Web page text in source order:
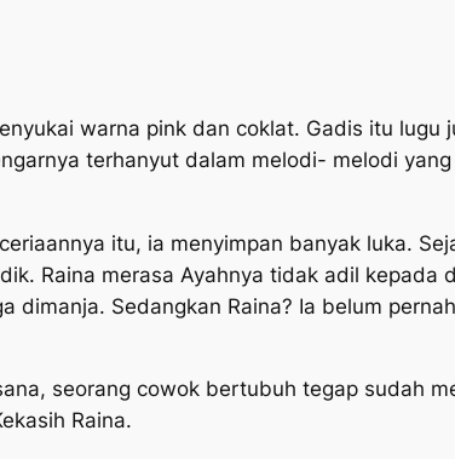
warna pink dan coklat. Gadis itu lugu
terhanyut dalam melodi- melodi yang
itu, ia menyimpan banyak luka.
Raina merasa Ayahnya tidak adil kepada
Sedangkan Raina? Ia belum
seorang cowok bertubuh tegap sudah
Raina.